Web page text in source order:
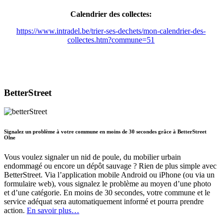
Calendrier des collectes:
https://www.intradel.be/trier-ses-dechets/mon-calendrier-des-
collectes.htm?commune=51
BetterStreet
Signalez un problème à votre commune en moins de 30 secondes grâce à BetterStreet
Olne
Vous voulez signaler un nid de poule, du mobilier urbain
endommagé ou encore un dépôt sauvage ? Rien de plus simple avec
BetterStreet. Via l’application mobile Android ou iPhone (ou via un
formulaire web), vous signalez le problème au moyen d’une photo
et d’une catégorie. En moins de 30 secondes, votre commune et le
service adéquat sera automatiquement informé et pourra prendre
action. En savoir plus…